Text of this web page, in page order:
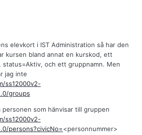
elevkort i IST Administration så har den
kursen bland annat en kurskod, ett
status=Aktiv, och ett gruppnamn. Men
jag inte
ss12000v2-
groups
som hänvisar till gruppen
ss12000v2-
persons?civicNo=<personnummer>